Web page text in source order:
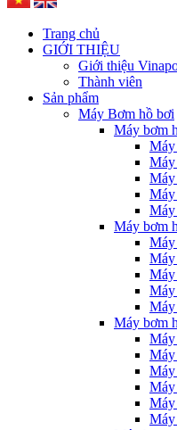
Trang chủ
GIỚI THIỆU
Giới thiệu
Thành viên
Sản phẩm
Máy Bơm hồ bơi
Máy bơm
Máy
Máy
Máy
Máy
Máy
Máy bơm
Máy
Máy
Máy
Máy
Máy
Máy bơm
Máy
Máy
Máy
Máy
Máy